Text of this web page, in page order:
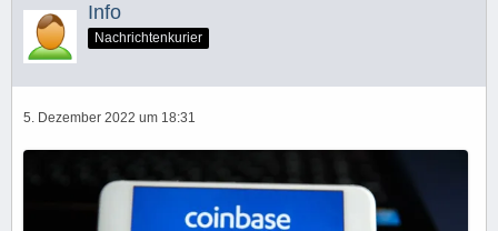
Info
Nachrichtenkurier
5. Dezember 2022 um 18:31